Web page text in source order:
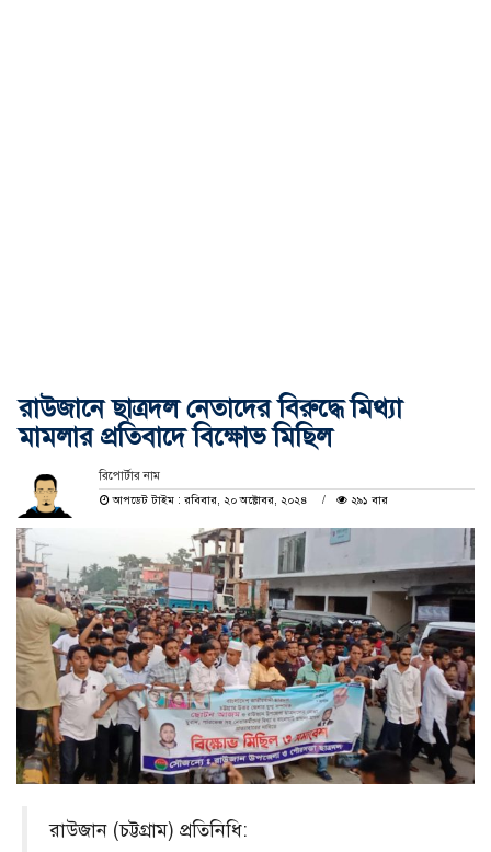
রাউজানে ছাত্রদল নেতাদের বিরুদ্ধে মিথ্যা
মামলার প্রতিবাদে বিক্ষোভ মিছিল
রিপোর্টার নাম
আপডেট টাইম : রবিবার, ২০ অক্টোবর, ২০২৪
২৯১ বার
রাউজান (চট্টগ্রাম) প্রতিনিধি: